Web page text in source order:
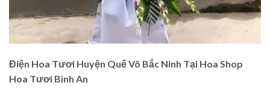
Điện Hoa Tươi Huyện Quế Võ Bắc Ninh Tại Hoa Shop
Hoa Tươi Bình An